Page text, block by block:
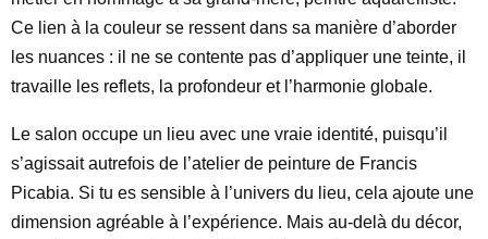
Ce lien à la couleur se ressent dans sa manière d’aborder
les nuances : il ne se contente pas d’appliquer une teinte, il
travaille les reflets, la profondeur et l’harmonie globale.
Le salon occupe un lieu avec une vraie identité, puisqu’il
s’agissait autrefois de l’atelier de peinture de Francis
Picabia. Si tu es sensible à l’univers du lieu, cela ajoute une
dimension agréable à l’expérience. Mais au-delà du décor,